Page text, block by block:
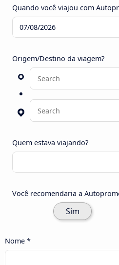
Quando você viajou com
Origem/Destino da viagem?
Quem estava viajando?
Você recomendaria a
Sim
Nome *